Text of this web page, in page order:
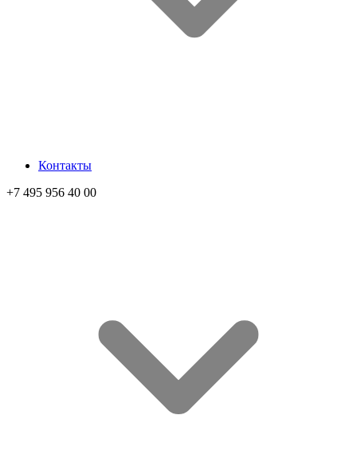
Контакты
+7 495 956 40 00